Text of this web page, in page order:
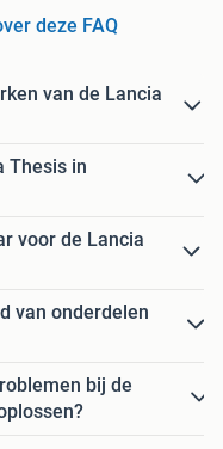
deze FAQ
van de Lancia
Thesis in
voor de Lancia
van onderdelen
bij de